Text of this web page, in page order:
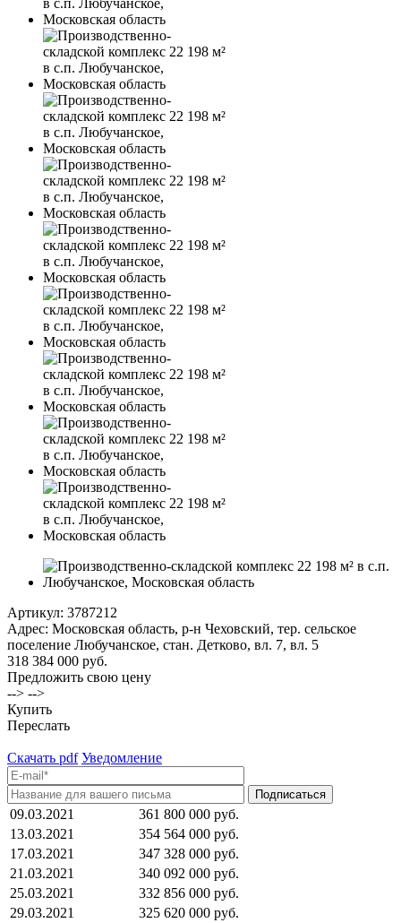
Артикул: 3787212
Адрес: Московская область, р-н Чеховский, тер. сельское
поселение Любучанское, стан. Детково, вл. 7, вл. 5
318 384 000 руб.
Предложить свою цену
--> -->
Купить
Переслать
Скачать pdf Уведомление
09.03.2021
361 800 000 руб.
13.03.2021
354 564 000 руб.
17.03.2021
347 328 000 руб.
21.03.2021
340 092 000 руб.
25.03.2021
332 856 000 руб.
29.03.2021
325 620 000 руб.